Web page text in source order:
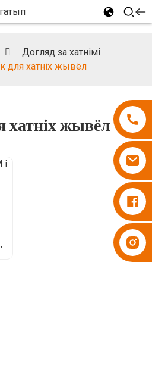
Догляд за хатнімі
для хатніх жывёл
хатніх жывёл